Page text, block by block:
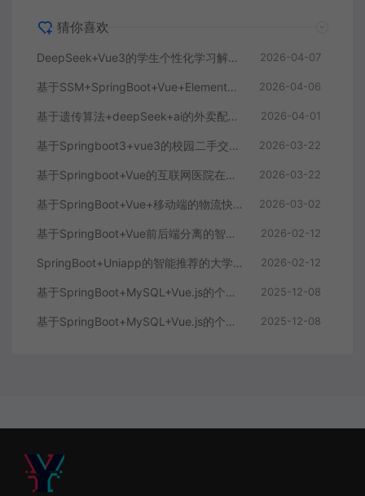
猜你喜欢
DeepSeek+Vue3的学生个性化学习解答AI系统 2026-04-07
基于SSM+SpringBoot+Vue+ElementPlus的聊天im系统 2026-04-06
基于遗传算法+deepSeek+ai的外卖配送系统 2026-04-01
基于Springboot3+vue3的校园二手交易平台 2026-03-22
基于Springboot+Vue的互联网医院在线问诊系统 2026-03-22
基于SpringBoot+Vue+移动端的物流快递系统 2026-03-02
基于SpringBoot+Vue前后端分离的智能知识库问答系统 2026-02-12
SpringBoot+Uniapp的智能推荐的大学生社交平台 2026-02-12
基于SpringBoot+MySQL+Vue.js的个人健康管理系统(附论文) 2025-12-08
基于SpringBoot+MySQL+Vue.js的个性化推荐电商系统(附论文) 2025-12-08